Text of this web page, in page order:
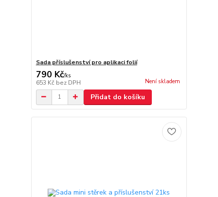
Sada příslušenství pro aplikaci folií
790 Kč/ks
653 Kč bez DPH Není skladem
Přidat do košíku